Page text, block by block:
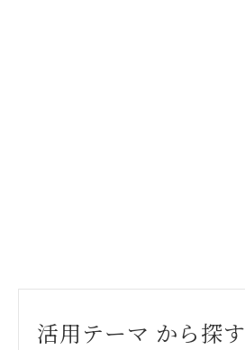
活用テーマ から探す